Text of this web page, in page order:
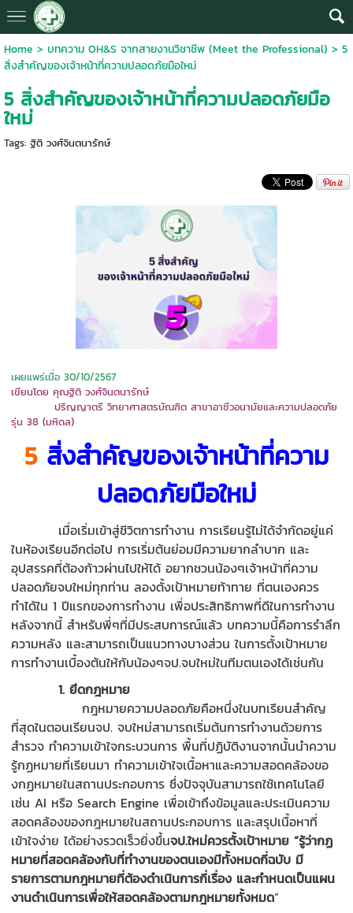
Home > บทความ OH&S จากสายงานวิชาชีพ (Meet the Professional) > 5
สิ่งสำคัญของเจ้าหน้าที่ความปลอดภัยมือใหม่
5 สิ่งสำคัญของเจ้าหน้าที่ความปลอดภัยมือ
ใหม่
Tags: ฐิติ วงศ์จินตนารักษ์
เผยแพร่เมื่อ 30/10/2567
เขียนโดย คุณฐิติ วงศ์จินตนารักษ์
ปริญญาตรี วิทยาศาสตรบัณฑิต สาขาอาชีวอนามัยและความปลอดภัย
รุ่น 38 (มหิดล)
5สิ่งสำคัญของเจ้าหน้าที่ความ
ปลอดภัยมือใหม่
เมื่อเริ่มเข้าสู่ชีวิตการทำงาน การเรียนรู้ไม่ได้จำกัดอยู่แค่
ในห้องเรียนอีกต่อไป การเริ่มต้นย่อมมีความยากลำบาก และ
อุปสรรคที่ต้องก้าวผ่านไปให้ได้ อยากชวนน้องๆเจ้าหน้าที่ความ
ปลอดภัยจบใหม่ทุกท่าน ลองตั้งเป้าหมายท้าทาย ที่ตนเองควร
ทำได้ใน 1 ปีแรกของการทำงาน เพื่อประสิทธิภาพที่ดีในการทำงาน
หลังจากนี้ สำหรับพี่ๆที่มีประสบการณ์แล้ว บทความนี้คือการรำลึก
ความหลัง และสามารถเป็นแนวทางบางส่วน ในการตั้งเป้าหมาย
การทำงานเบื้องต้นให้กับน้องๆจป.จบใหม่ในทีมตนเองได้เช่นกัน
1. ยึดกฎหมาย
กฎหมายความปลอดภัยคือหนึ่งในบทเรียนสำคัญ
ที่สุดในตอนเรียนจป. จบใหม่สามารถเริ่มต้นการทำงานด้วยการ
สำรวจ ทำความเข้าใจกระบวนการ พื้นที่ปฏิบัติงานจากนั้นนำความ
รู้กฏหมายที่เรียนมา ทำความเข้าใจเนื้อหาและความสอดคล้องขอ
งกฏหมายในสถานประกอบการ ซึ่งปัจจุบันสามารถใช้เทคโนโลยี
เช่น AI หรือ Search Engine เพื่อเข้าถึงข้อมูลและประเมินความ
สอดคล้องของกฎหมายในสถานประกอบการ และสรุปเนื้อหาที่
เข้าใจง่าย ได้อย่างรวดเร็วยิ่งขึ้นจป.ใหม่ควรตั้งเป้าหมาย “รู้ว่ากฏ
หมายที่สอดคล้องกับที่ทำงานของตนเองมีทั้งหมดกี่ฉบับ มี
รายการตามกฎหมายที่ต้องดำเนินการกี่เรื่อง และกำหนดเป็นแผน
งานดำเนินการเพื่อให้สอดคล้องตามกฎหมายทั้งหมด”